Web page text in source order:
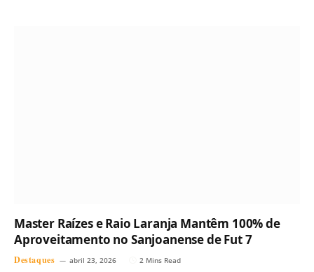
Master Raízes e Raio Laranja Mantêm 100% de
Aproveitamento no Sanjoanense de Fut 7
Destaques abril 23, 2026 2 Mins Read